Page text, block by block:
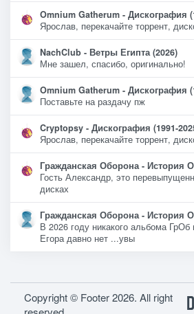
Omnium Gatherum - Дискография
Ярослав, перекачайте торрент,
NachClub - Ветры Египта (2026)
Мне зашел, спасибо, оригинально!
Omnium Gatherum - Дискография
Поставьте на раздачу пж
Cryptopsy - Дискография (1991-
Ярослав, перекачайте торрент,
Гражданская Оборона - История
Гость Александр, это
дисках
Гражданская Оборона - История
В 2026 году никакого альбома
Егора давно нет ...увы
Copyright © Footer 2026. All right